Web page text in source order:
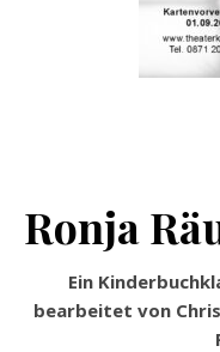
Ronja
Ein
bearbeitet von